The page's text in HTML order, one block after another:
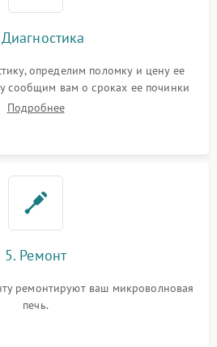
определим поломку и цену ее
сообщим вам о сроках ее починки
Подробнее
5. Ремонт
ремонтируют ваш микроволновая
печь.